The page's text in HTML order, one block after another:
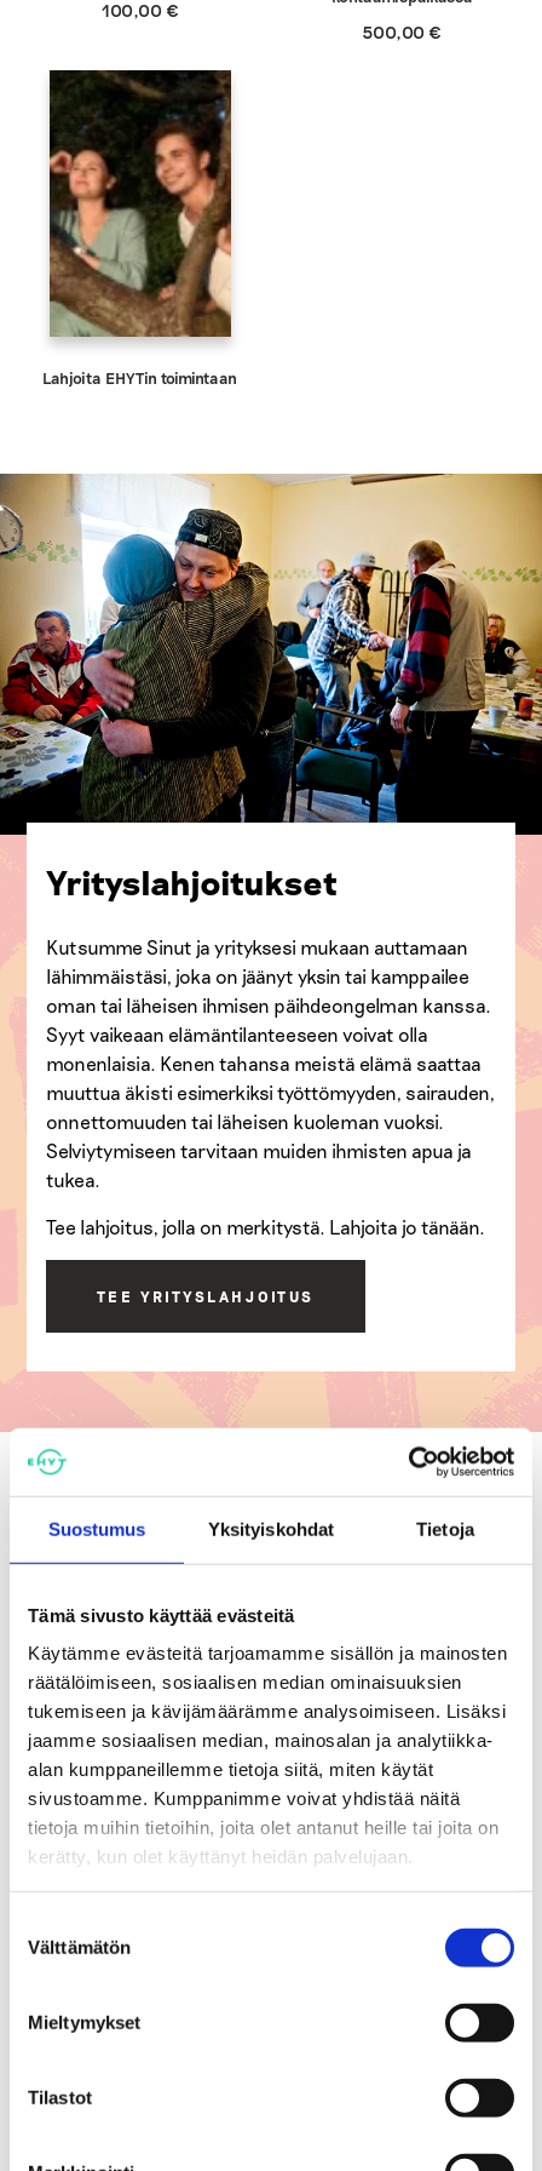
Suostumus Yksityiskohdat Tietoja
Tämä sivusto käyttää evästeitä
Käytämme evästeitä tarjoamamme sisällön ja mainosten
räätälöimiseen, sosiaalisen median ominaisuuksien
tukemiseen ja kävijämäärämme analysoimiseen. Lisäksi
jaamme sosiaalisen median, mainosalan ja analytiikka-
alan kumppaneillemme tietoja siitä, miten käytät
sivustoamme. Kumppanimme voivat yhdistää näitä
tietoja muihin tietoihin, joita olet antanut heille tai joita on
kerätty, kun olet käyttänyt heidän palvelujaan.
valinta
Välttämätön
Mieltymykset
Tilastot
100,00 €
500,00 €
Lahjoita EHYTin toimintaan
Yrityslahjoitukset
Kutsumme Sinut ja yrityksesi mukaan auttamaan
lähimmäistäsi, joka on jäänyt yksin tai kamppailee
oman tai läheisen ihmisen päihdeongelman kanssa.
Syyt vaikeaan elämäntilanteeseen voivat olla
monenlaisia. Kenen tahansa meistä elämä saattaa
muuttua äkisti esimerkiksi työttömyyden, sairauden,
onnettomuuden tai läheisen kuoleman vuoksi.
Selviytymiseen tarvitaan muiden ihmisten apua ja
tukea.
Tee lahjoitus, jolla on merkitystä. Lahjoita jo tänään.
TEE YRITYSLAHJOITUS
itsestään jälki tuleville sukupolville. Muistamalla
EHYTiä testamentissasi olet mukana
kaikille.